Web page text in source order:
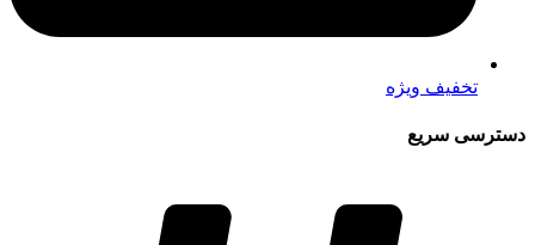
تخفیف ویژه
دسترسی سریع